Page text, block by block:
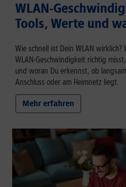
WLAN-
Tools, Werte und
Wie schnell ist Dein WLAN
WLAN-Geschwindigkeit richtig
und woran Du erkennst, ob
Anschluss oder am Heimnetz liegt.
Mehr erfahren